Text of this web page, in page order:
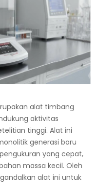
alat timbang
aktivitas
tinggi. Alat ini
generasi baru
yang cepat,
massa kecil. Oleh
alat ini untuk